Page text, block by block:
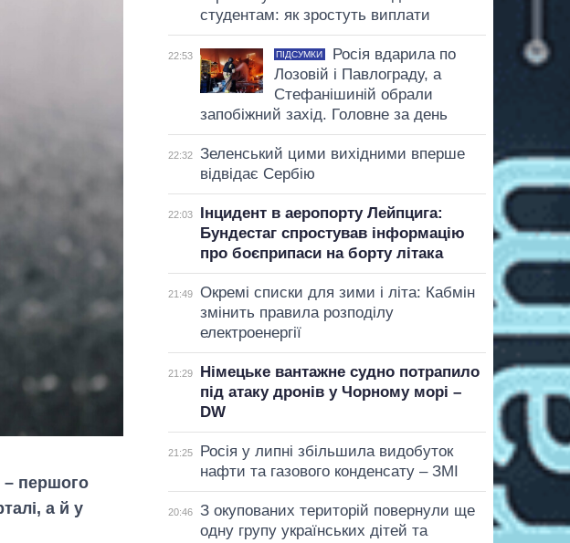
– першого
а й у
студентам: як зростуть виплати
22:53 ПІДСУМКИ
Росія вдарила по
Лозовій і Павлограду, а
Стефанішиній обрали
запобіжний захід. Головне за день
22:32
Зеленський цими вихідними вперше
відвідає Сербію
22:03
Інцидент в аеропорту Лейпцига:
Бундестаг спростував інформацію
про боєприпаси на борту літака
21:49
Окремі списки для зими і літа: Кабмін
змінить правила розподілу
електроенергії
21:29
Німецьке вантажне судно потрапило
під атаку дронів у Чорному морі –
DW
21:25
Росія у липні збільшила видобуток
нафти та газового конденсату – ЗМІ
20:46
З окупованих територій повернули ще
одну групу українських дітей та